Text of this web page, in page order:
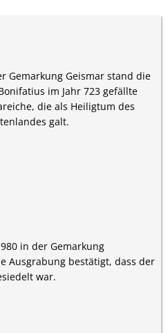
Gemarkung Geismar stand die
im Jahr 723 gefällte
die als Heiligtum des
galt.
in der Gemarkung
Ausgrabung bestätigt, dass der
war.